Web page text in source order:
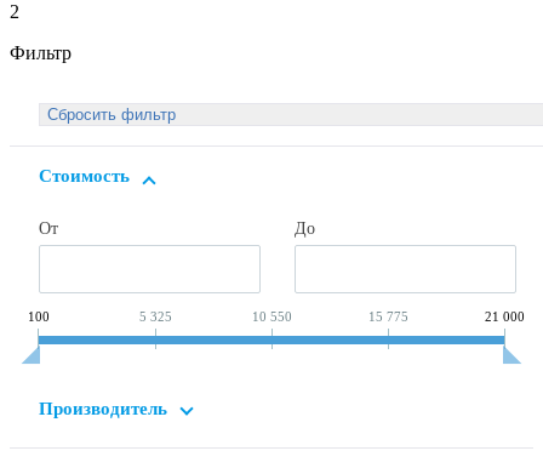
2
Фильтр
Стоимость
От До
100 5 325 10 550 15 775 21 000
Производитель